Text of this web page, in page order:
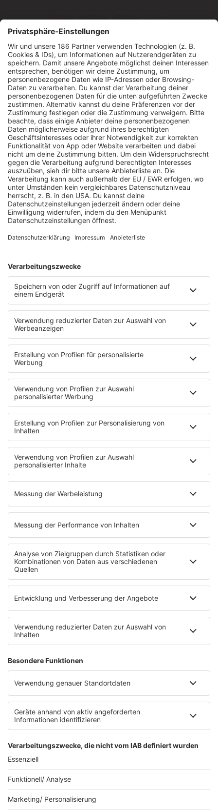
MUSIC MADE IN GERMANY
Es läuft:
KAMRAD mit FEEL ALIVE
STARTSEITE
PRESSE & KONTAKT
Pressekontakt
Pressemeldungen
Über Music Made in Germany
Über Miriam Audrey Hannah
WERBUNG
Leistungen und Produkte
Mediadaten und Preisliste
Ansprechpartner
Datenschutz
Datenschutzeinstellungen
Datenverarbeitung bei Gewinnspielen
Teilnahmebedingungen
Bildnachweise
KI-Leitlinie
Die Initiative für die deutsche
Musikszene
© Music Made in Germany - Eine Marke der